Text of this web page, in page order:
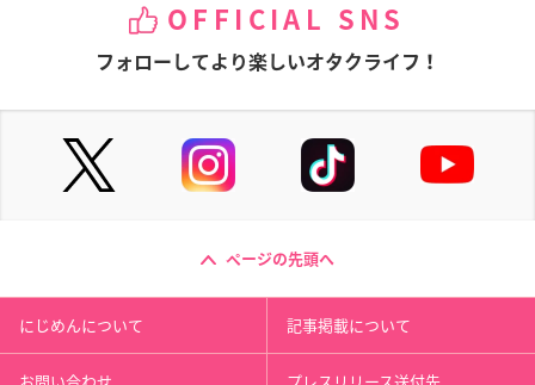
OFFICIAL SNS
フォローしてより楽しいオタクライフ！
ページの先頭へ
にじめんについて 記事掲載について